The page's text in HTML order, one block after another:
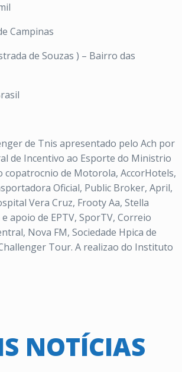
Campinas
de Souzas ) – Bairro das
de Tnis apresentado pelo Ach por
de Incentivo ao Esporte do Ministrio
copatrocnio de Motorola, AccorHotels,
Oficial, Public Broker, April,
Vera Cruz, Frooty Aa, Stella
apoio de EPTV, SporTV, Correio
Nova FM, Sociedade Hpica de
Tour. A realizao do Instituto
NOTÍCIAS